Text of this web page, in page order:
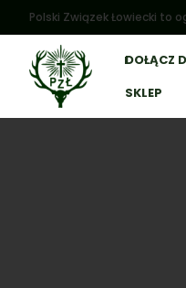
Polski Związek Łowiecki to
DOŁĄCZ
SKLEP